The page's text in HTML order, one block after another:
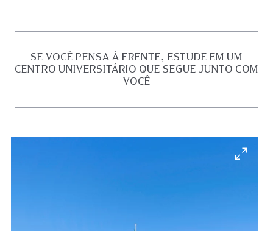
SE VOCÊ PENSA À FRENTE, ESTUDE EM UM
CENTRO UNIVERSITÁRIO QUE SEGUE JUNTO COM
VOCÊ